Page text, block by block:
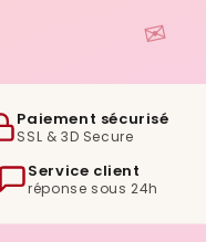
✉
Paiement sécurisé
SSL & 3D Secure
Service client
réponse sous 24h